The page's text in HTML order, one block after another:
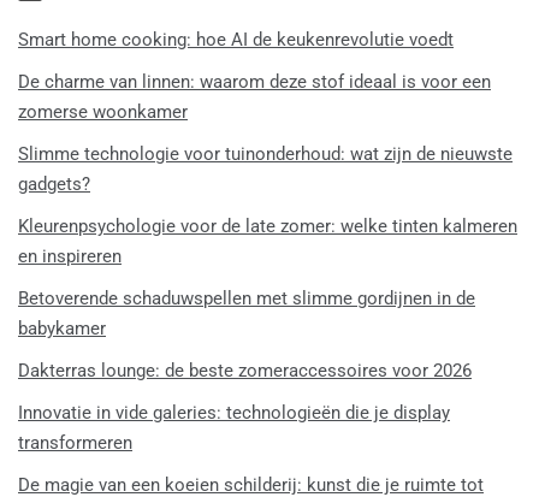
Smart home cooking: hoe AI de keukenrevolutie voedt
De charme van linnen: waarom deze stof ideaal is voor een
zomerse woonkamer
Slimme technologie voor tuinonderhoud: wat zijn de nieuwste
gadgets?
Kleurenpsychologie voor de late zomer: welke tinten kalmeren
en inspireren
Betoverende schaduwspellen met slimme gordijnen in de
babykamer
Dakterras lounge: de beste zomeraccessoires voor 2026
Innovatie in vide galeries: technologieën die je display
transformeren
De magie van een koeien schilderij: kunst die je ruimte tot